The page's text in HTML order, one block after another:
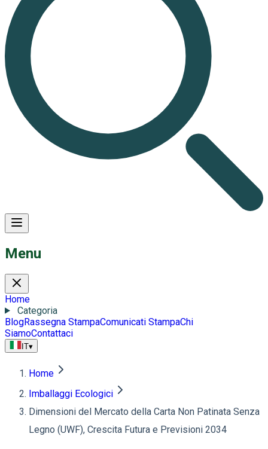
Menu
Home
Categoria
BlogRassegna StampaComunicati StampaChi
SiamoContattaci
IT▾
Home
Imballaggi Ecologici
Dimensioni del Mercato della Carta Non Patinata Senza
Legno (UWF), Crescita Futura e Previsioni 2034